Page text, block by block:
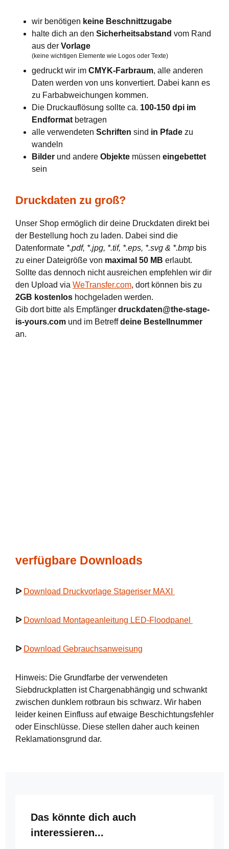
wir benötigen keine Beschnittzugabe
halte dich an den Sicherheitsabstand vom Rand
aus der Vorlage
(keine wichtigen Elemente wie Logos oder Texte)
gedruckt wir im CMYK-Farbraum, alle anderen
Daten werden von uns konvertiert. Dabei kann es
zu Farbabweichungen kommen.
Die Druckauflösung sollte ca. 100-150 dpi im
Endformat betragen
alle verwendeten Schriften sind in Pfade zu
wandeln
Bilder und andere Objekte müssen eingebettet
sein
Druckdaten zu groß?
Unser Shop ermöglich dir deine Druckdaten direkt bei
der Bestellung hoch zu laden. Dabei sind die
Datenformate *.pdf, *.jpg, *.tif, *.eps, *.svg & *.bmp bis
zu einer Dateigröße von maximal 50 MB erlaubt.
Sollte das dennoch nicht ausreichen empfehlen wir dir
den Upload via WeTransfer.com, dort können bis zu
2GB kostenlos hochgeladen werden.
Gib dort bitte als Empfänger druckdaten@the-stage-
is-yours.com und im Betreffdeine Bestellnummer
an.
verfügbare Downloads
ᐅ Download Druckvorlage Stageriser MAXI
ᐅ Download Montageanleitung LED-Floodpanel
ᐅ Download Gebrauchsanweisung
Hinweis: Die Grundfarbe der verwendeten
Siebdruckplatten ist Chargenabhängig und schwankt
zwischen dunklem rotbraun bis schwarz. Wir haben
leider keinen Einfluss auf etwaige Beschichtungsfehler
oder Einschlüsse. Diese stellen daher auch keinen
Reklamationsgrund dar.
Produktgalerie überspringen
Das könnte dich auch
interessieren...